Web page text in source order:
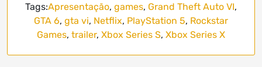
Tags:Apresentação, games, Grand Theft Auto VI,
GTA 6, gta vi, Netflix, PlayStation 5, Rockstar
Games, trailer, Xbox Series S, Xbox Series X